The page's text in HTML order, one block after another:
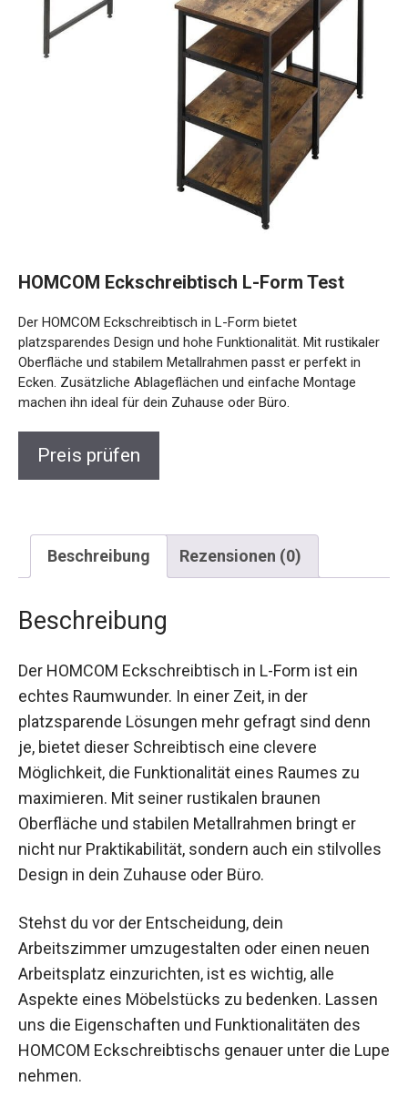
HOMCOM Eckschreibtisch L-Form Test
Der HOMCOM Eckschreibtisch in L-Form bietet
platzsparendes Design und hohe Funktionalität. Mit rustikaler
Oberfläche und stabilem Metallrahmen passt er perfekt in
Ecken. Zusätzliche Ablageflächen und einfache Montage
machen ihn ideal für dein Zuhause oder Büro.
Preis prüfen
Beschreibung Rezensionen (0)
Beschreibung
Der HOMCOM Eckschreibtisch in L-Form ist ein
echtes Raumwunder. In einer Zeit, in der
platzsparende Lösungen mehr gefragt sind denn
je, bietet dieser Schreibtisch eine clevere
Möglichkeit, die Funktionalität eines Raumes zu
maximieren. Mit seiner rustikalen braunen
Oberfläche und stabilen Metallrahmen bringt er
nicht nur Praktikabilität, sondern auch ein stilvolles
Design in dein Zuhause oder Büro.
Stehst du vor der Entscheidung, dein
Arbeitszimmer umzugestalten oder einen neuen
Arbeitsplatz einzurichten, ist es wichtig, alle
Aspekte eines Möbelstücks zu bedenken. Lassen
uns die Eigenschaften und Funktionalitäten des
HOMCOM Eckschreibtischs genauer unter die Lupe
nehmen.